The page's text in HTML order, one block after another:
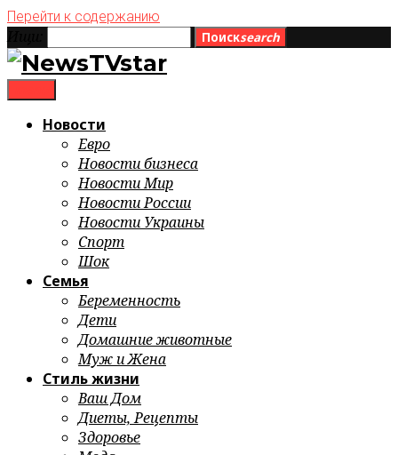
Перейти к содержанию
Поискsearch
Новости
Евро
Новости бизнеса
Новости Мир
Новости России
Новости Украины
Спорт
Шок
Семья
Беременность
Дети
Домашние животные
Муж и Жена
Стиль жизни
Ваш Дом
Диеты, Рецепты
Здоровье